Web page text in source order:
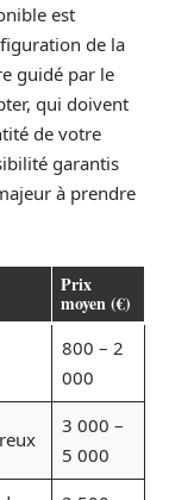
est
de la
guidé par le
qui doivent
de votre
garantis
à prendre
Prix
moyen (€)
800 – 2
000
3 000 –
5 000